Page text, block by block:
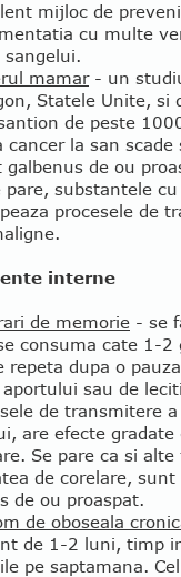
mijloc de
cu multe
sangelui.
mamar- un
Statele Unite, si
de peste
cancer la san
galbenus de ou
pare, substantele
procesele de
interne
de memorie - se
consuma cate 1-2
repeta dupa o
sau de
de transmitere
are efecte
Se pare ca si
de corelare,
de ou proaspat.
de oboseala
de 1-2 luni, timp
pe saptamana.